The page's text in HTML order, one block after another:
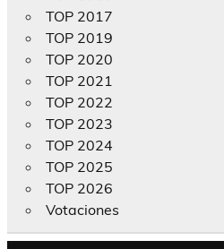
TOP 2017
TOP 2019
TOP 2020
TOP 2021
TOP 2022
TOP 2023
TOP 2024
TOP 2025
TOP 2026
Votaciones